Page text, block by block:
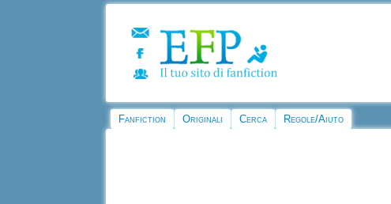
Fanfiction Originali Cerca Regole/Aiuto